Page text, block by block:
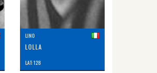
LINO
LOLLA
LAT: 128